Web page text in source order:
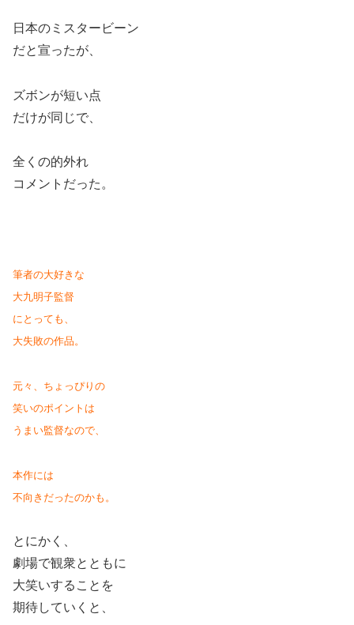
日本のミスタービーン
だと宣ったが、
ズボンが短い点
だけが同じで、
全くの的外れ
コメントだった。
筆者の大好きな
大九明子監督
にとっても、
大失敗の作品。
元々、ちょっぴりの
笑いのポイントは
うまい監督なので、
本作には
不向きだったのかも。
とにかく、
劇場で観衆とともに
大笑いすることを
期待していくと、